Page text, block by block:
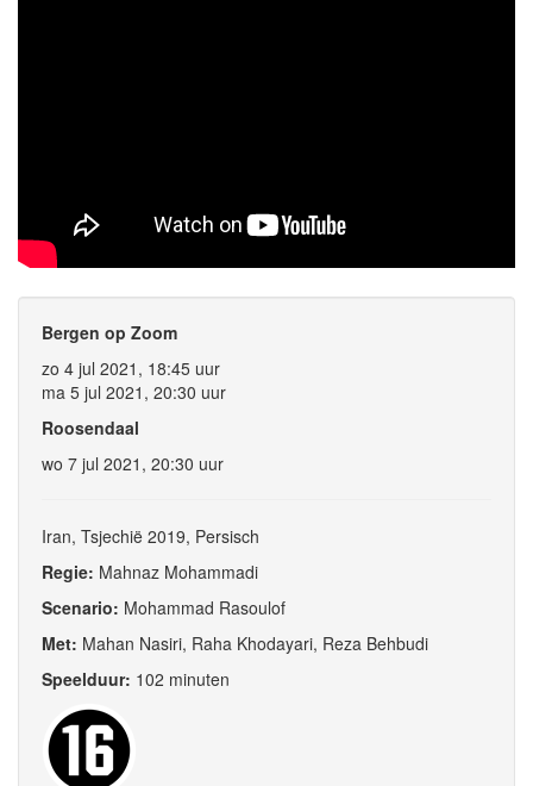
Bergen op Zoom
zo 4 jul 2021, 18:45 uur
ma 5 jul 2021, 20:30 uur
Roosendaal
wo 7 jul 2021, 20:30 uur
Iran, Tsjechië 2019, Persisch
Regie: Mahnaz Mohammadi
Scenario: Mohammad Rasoulof
Met: Mahan Nasiri, Raha Khodayari, Reza Behbudi
Speelduur: 102 minuten